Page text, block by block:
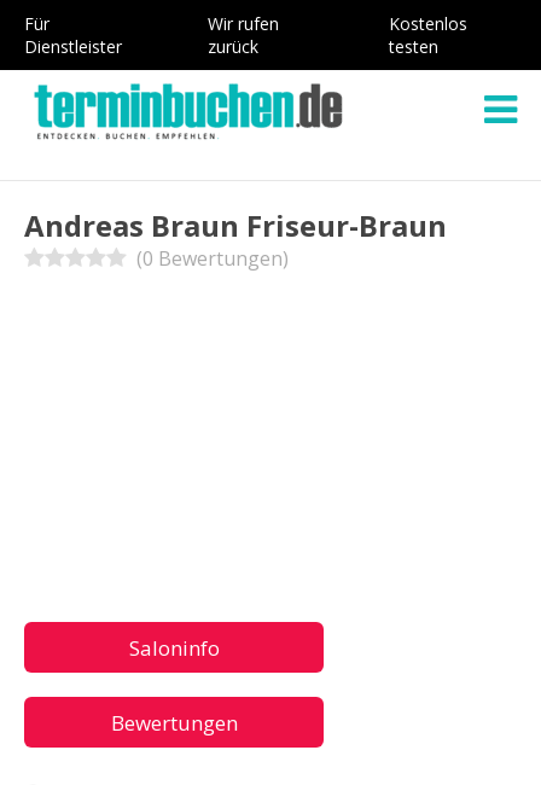
Für
Dienstleister
Wir rufen
zurück
Kostenlos
testen
Andreas Braun Friseur-Braun
(0 Bewertungen)
Saloninfo
Bewertungen